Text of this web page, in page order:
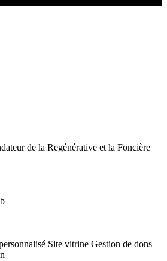
de la Regénérative et la Foncière
Site vitrine Gestion de dons